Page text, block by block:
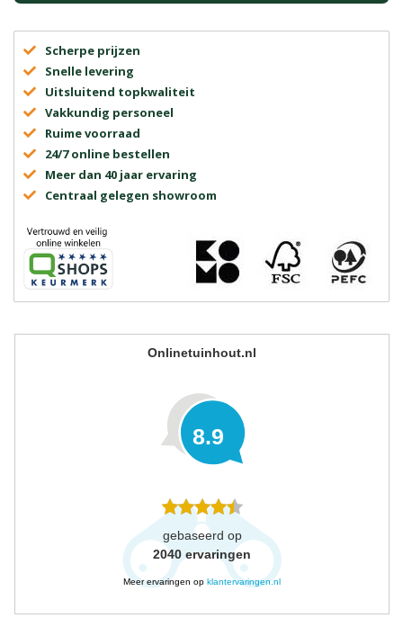
Scherpe prijzen
Snelle levering
Uitsluitend topkwaliteit
Vakkundig personeel
Ruime voorraad
24/7 online bestellen
Meer dan 40 jaar ervaring
Centraal gelegen showroom
Onlinetuinhout.nl
8.9
gebaseerd op
2040 ervaringen
Meer ervaringen op klantervaringen.nl